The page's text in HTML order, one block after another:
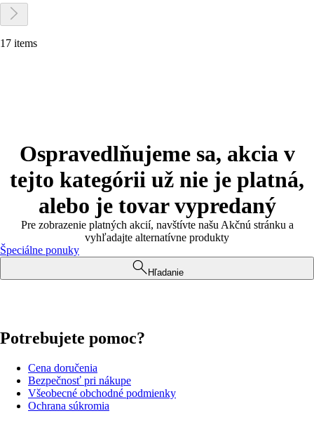
17 items
Ospravedlňujeme sa, akcia v
tejto kategórii už nie je platná,
alebo je tovar vypredaný
Pre zobrazenie platných akcií, navštívte našu Akčnú stránku a
vyhľadajte alternatívne produkty
Špeciálne ponuky
Hľadanie
Potrebujete pomoc?
Cena doručenia
Bezpečnosť pri nákupe
Všeobecné obchodné podmienky
Ochrana súkromia